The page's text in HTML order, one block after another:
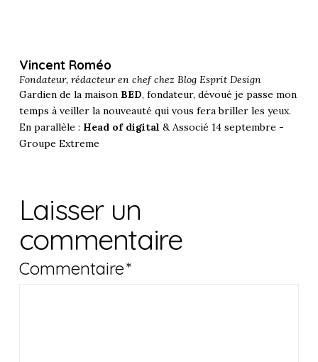
Vincent Roméo
Fondateur, rédacteur en chef chez Blog Esprit Design
Gardien de la maison BED, fondateur, dévoué je passe mon
temps à veiller la nouveauté qui vous fera briller les yeux.
En parallèle : Head of digital & Associé 14 septembre -
Groupe Extreme
Laisser un
commentaire
Commentaire*